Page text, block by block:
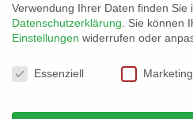
Verwendung Ihrer Daten finden Sie
Datenschutzerklärung
Sie können
Einstellungen widerrufen oder
Datenschutzeinstellungen
Essenziell Marketing